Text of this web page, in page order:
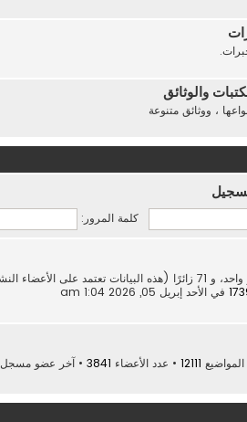
والوثائق
، ووثائق متنوعة
كلمة المرور:
خلال الـ 5 دقائق الماضية)
في الأحد إبريل 05, 2026 1:04 am
12111 • عدد الأعضاء 3841 • آخر عضو مسجل